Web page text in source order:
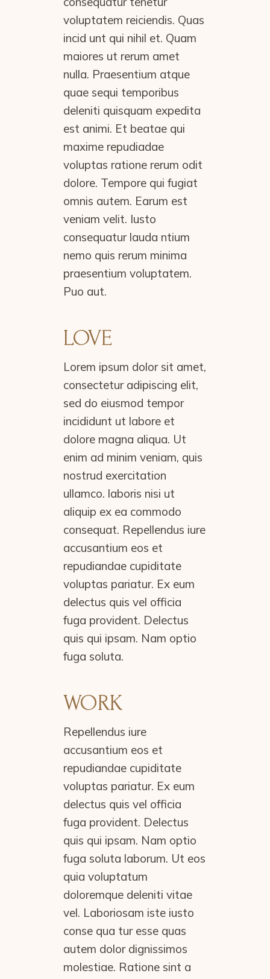
voluptatem reiciendis. Quas
incid unt qui nihil et. Quam
maiores ut rerum amet
nulla. Praesentium atque
quae sequi temporibus
deleniti quisquam expedita
est animi. Et beatae qui
maxime repudiadae
voluptas ratione rerum odit
dolore. Tempore qui fugiat
omnis autem. Earum est
veniam velit. Iusto
consequatur lauda ntium
nemo quis rerum minima
praesentium voluptatem.
Puo aut.
LOVE
Lorem ipsum dolor sit amet,
consectetur adipiscing elit,
sed do eiusmod tempor
incididunt ut labore et
dolore magna aliqua. Ut
enim ad minim veniam, quis
nostrud exercitation
ullamco. laboris nisi ut
aliquip ex ea commodo
consequat. Repellendus iure
accusantium eos et
repudiandae cupiditate
voluptas pariatur. Ex eum
delectus quis vel officia
fuga provident. Delectus
quis qui ipsam. Nam optio
fuga soluta.
WORK
Repellendus iure
accusantium eos et
repudiandae cupiditate
voluptas pariatur. Ex eum
delectus quis vel officia
fuga provident. Delectus
quis qui ipsam. Nam optio
fuga soluta laborum. Ut eos
quia voluptatum
doloremque deleniti vitae
vel. Laboriosam iste iusto
conse qua tur esse quas
autem dolor dignissimos
molestiae. Ratione sint a